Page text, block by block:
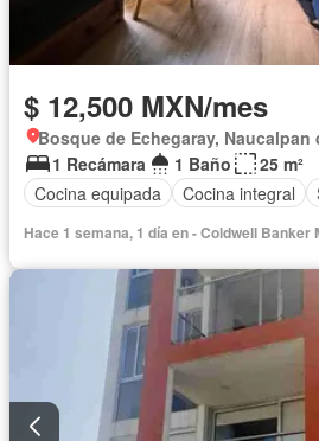
$ 12,500 MXN/mes
Bosque de Echegaray, Naucalpan
1 Recámara
1 Baño
25 m²
Cocina equipada
Cocina integral
Hace 1 semana, 1 día en - Coldwell Banker